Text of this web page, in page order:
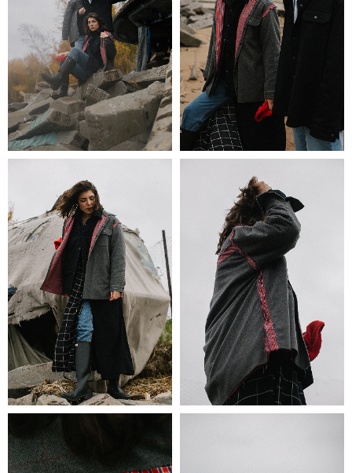
+7 993 644 9415
tulovo.spb@yandex.ru
Компания Meta Platforms Inc. признана экстремистской организацией, и
ее деятельность запрещена на территории РФ. WhatsApp, Facebook и
Instagram являются ее продуктами. Реализация Facebook и Instagram на
территории РФ запрещена